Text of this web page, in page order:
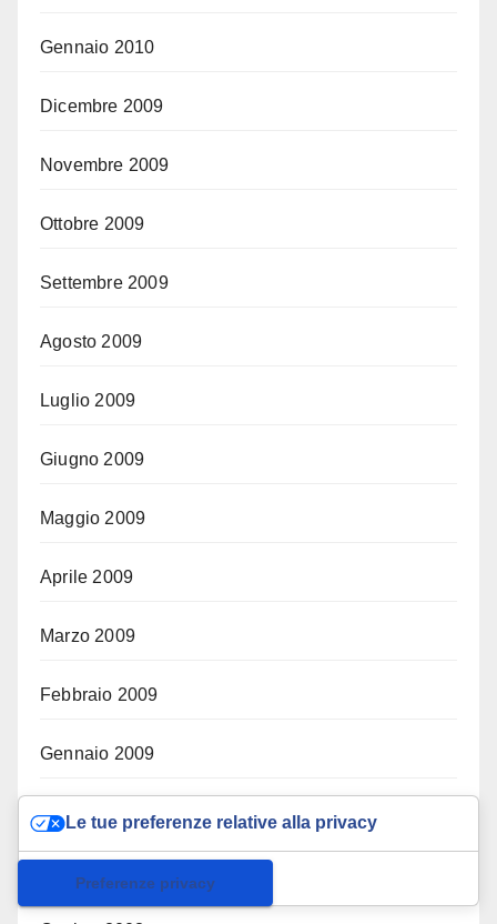
Gennaio 2010
Dicembre 2009
Novembre 2009
Ottobre 2009
Settembre 2009
Agosto 2009
Luglio 2009
Giugno 2009
Maggio 2009
Aprile 2009
Marzo 2009
Febbraio 2009
Gennaio 2009
Dicembre 2008
Le tue preferenze relative alla privacy
Informativa sulla raccolta